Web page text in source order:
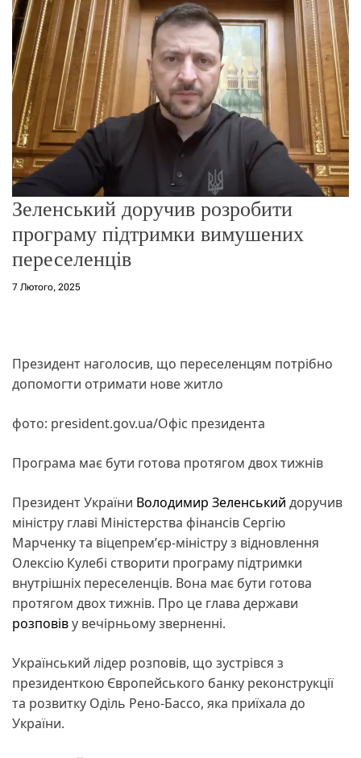
р
Зеленський доручив розробити
програму підтримки вимушених
переселенців
7 Лютого, 2025
Президент наголосив, що переселенцям потрібно
допомогти отримати нове житло
фото: president.gov.ua/Офіс президента
Програма має бути готова протягом двох тижнів
Президент України Володимир Зеленський доручив
міністру главі Міністерства фінансів Сергію
Марченку та віцепремʼєр-міністру з відновлення
Олексію Кулебі створити програму підтримки
внутрішніх переселенців. Вона має бути готова
протягом двох тижнів. Про це глава держави
розповіву вечірньому зверненні.
Український лідер розповів, що зустрівся з
президенткою Європейського банку реконструкції
та розвитку Оділь Рено-Бассо, яка приїхала до
України.